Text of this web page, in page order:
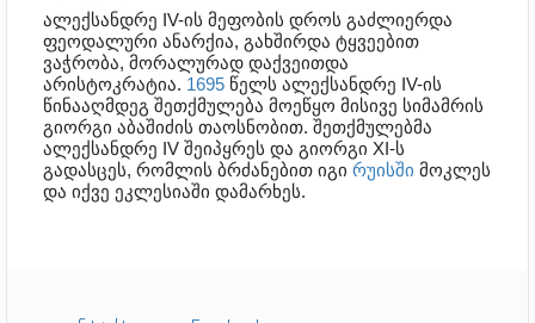
ალექსანდრე IV-ის მეფობის დროს გაძლიერდა
ფეოდალური ანარქია, გახშირდა ტყვეებით
ვაჭრობა, მორალურად დაქვეითდა
არისტოკრატია. 1695 წელს ალექსანდრე IV-ის
წინააღმდეგ შეთქმულება მოეწყო მისივე სიმამრის
გიორგი აბაშიძის თაოსნობით. შეთქმულებმა
ალექსანდრე IV შეიპყრეს და გიორგი XI-ს
გადასცეს, რომლის ბრძანებით იგი რუისში მოკლეს
და იქვე ეკლესიაში დამარხეს.